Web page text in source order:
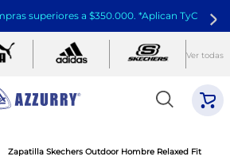
superiores a $350.000. *Aplican TyC
Ver todas
Zapatilla Skechers Outdoor Hombre Relaxed Fit